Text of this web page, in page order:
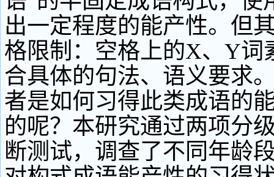
出一定程度的能产性。但
格限制：空格上的X、Y词
合具体的句法、语义要求
者是如何习得此类成语的
的呢？本研究通过两项分
断测试，调查了不同年龄